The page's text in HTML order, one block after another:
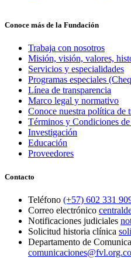
Conoce más de la Fundación
Trabaja con nosotros
Misión, visión, valores,
Servicios y especialidades
Programas especiales
Línea de transparencia
Marco legal y normativo
Conoce nuestra política de
Términos y Condiciones
Investigación
Educación
Proveedores
Contacto
Teléfono (+57) 602 331
Correo electrónico
Notificaciones judiciales
Solicitud historia clínica
Departamento de
comunicaciones@fvl.org.co